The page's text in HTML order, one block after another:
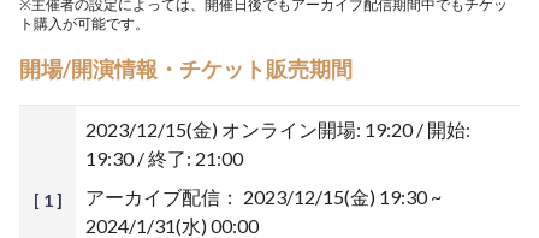
※主催者の設定によっては、開催日後でもアーカイブ配信期間中でもチケッ
ト購入が可能です。
開場/開演情報・チケット販売期間
[ 1 ]
2023/12/15(金) オンライン開場: 19:20 / 開始:
19:30 / 終了: 21:00
アーカイブ配信： 2023/12/15(金) 19:30 ~
2024/1/31(水) 00:00